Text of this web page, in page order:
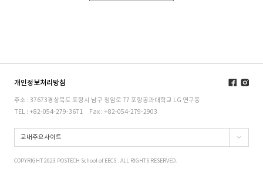
개인정보처리방침
주소 : 37673경상북도 포항시 남구 청암로 77 포항공과대학교 LG 연구동
TEL : +82-054-279-3671
Fax : +82-054-279-2903
교내주요사이트
COPYRIGHT 2023 POSTECH School of EECS . ALL RIGHTS RESERVED.